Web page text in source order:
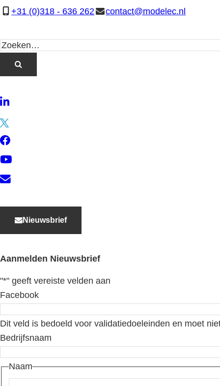
+31 (0)318 - 636 262
contact@modelec.nl
LinkedIn
YouTube
Contact
Nieuwsbrief
Aanmelden Nieuwsbrief
"*" geeft vereiste velden aan
Facebook
Dit veld is bedoeld voor validatiedoeleinden en moet
Bedrijfsnaam
Naam